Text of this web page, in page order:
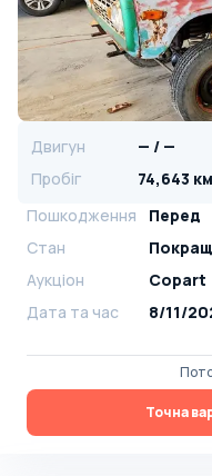
Двигун — / —
Пробіг
74,643 км
Пошкодження
Перед
Стан
Аукціон
Copart
Дата та час
8/11/
Точна